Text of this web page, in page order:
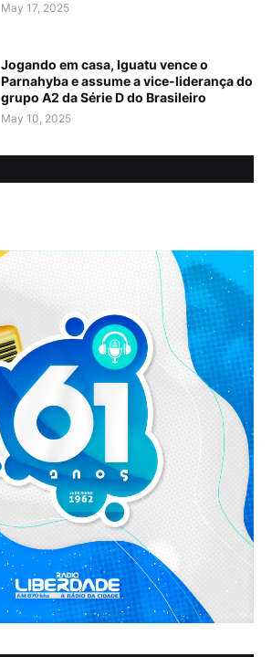
May 17, 2025
Jogando em casa, Iguatu vence o
Parnahyba e assume a vice-liderança do
grupo A2 da Série D do Brasileiro
May 10, 2025